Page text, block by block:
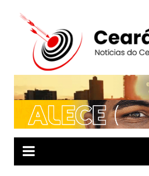
conteúdo